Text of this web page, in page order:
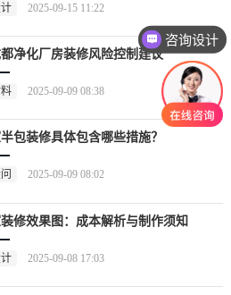
2025-09-15 11:22
净化厂房装修风险控制建议
2025-09-09 08:38
包装修具体包含哪些措施？
2025-09-09 08:02
修效果图：成本解析与制作须知
2025-09-08 17:03
咨询设计